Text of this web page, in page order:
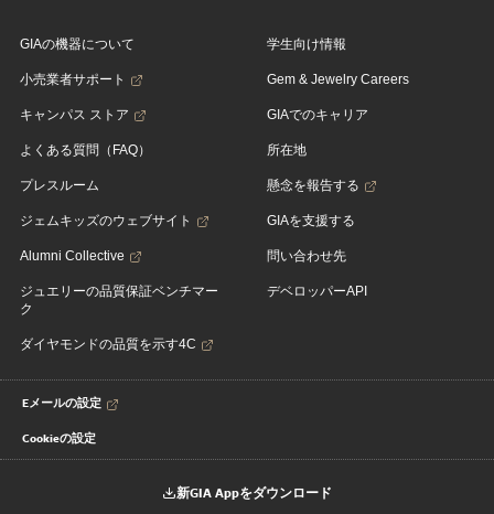
GIAの機器について
小売業者サポート
キャンパス ストア
よくある質問（FAQ）
プレスルーム
ジェムキッズのウェブサイト
Alumni Collective
ジュエリーの品質保証ベンチマー
ク
ダイヤモンドの品質を示す4C
学生向け情報
Gem & Jewelry Careers
GIAでのキャリア
所在地
懸念を報告する
GIAを支援する
問い合わせ先
デベロッパーAPI
Eメールの設定
Cookieの設定
新GIA Appをダウンロード